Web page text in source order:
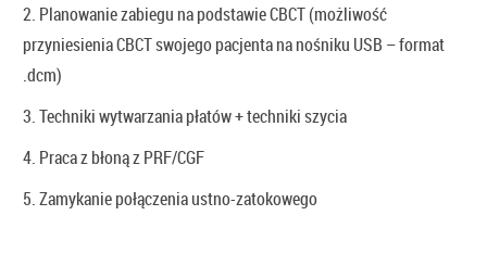
2. Planowanie zabiegu na podstawie CBCT (możliwość
przyniesienia CBCT swojego pacjenta na nośniku USB – format
.dcm)
3. Techniki wytwarzania płatów + techniki szycia
4. Praca z błoną z PRF/CGF
5. Zamykanie połączenia ustno-zatokowego